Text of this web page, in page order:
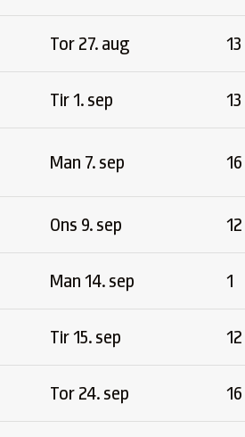
Tor 27. aug 13
Tir 1. sep 13
Man 7. sep 16
Ons 9. sep 12
Man 14. sep 1
Tir 15. sep 12
Tor 24. sep 16